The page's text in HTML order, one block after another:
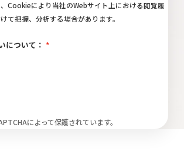
Cookieにより当社のWebサイト上における閲覧履
て把握、分析する場合があります。
について：
によって保護されています。